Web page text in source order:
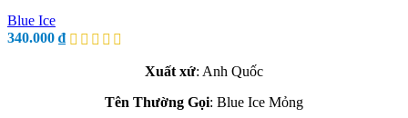
Blue Ice
340.000 ₫
Xuất xứ: Anh Quốc
Tên Thường Gọi: Blue Ice Mỏng